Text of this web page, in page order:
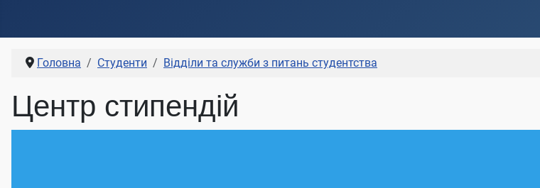
Головна Студенти Відділи та служби з питань студентства
Центр стипендій